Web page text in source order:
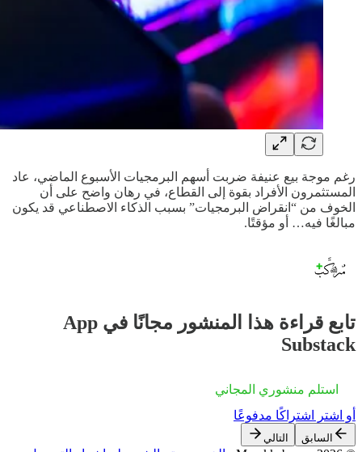
رغم موجة بيع عنيفة ضربت أسهم البرمجيات الأسبوع الماضي، عاد
المستثمرون الأفراد بقوة إلى القطاع، في رهان واضح على أن
الخوف من “انقراض البرمجيات” بسبب الذكاء الاصطناعي قد يكون
مبالغًا فيه… أو مؤقتًا.
تابع قراءة هذا المنشور مجانًا في App
Substack
استلم منشوري المجاني
أو اشترِ اشتراكًا مدفوعًا
السابق التالي